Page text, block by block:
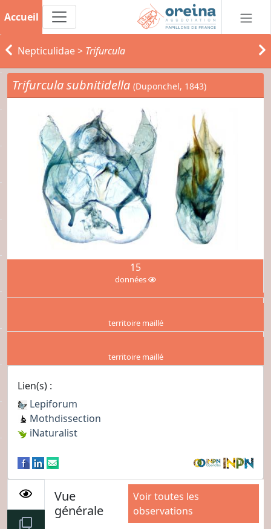
Accueil
Nepticulidae> Trifurcula
Trifurcula subnitidella (Duponchel, 1843)
15
données
territoire maillé
territoire maillé
Lien(s) :
Lepiforum
Mothdissection
iNaturalist
Vue
générale
Voir toutes les
observations